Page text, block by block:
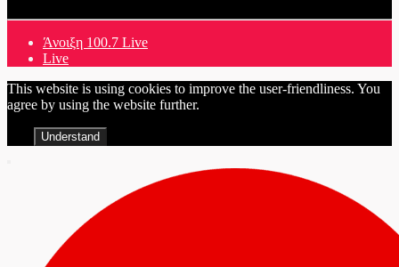
Άνοιξη 100.7 Live
Live
This website is using cookies to improve the user-friendliness. You
agree by using the website further.
Understand